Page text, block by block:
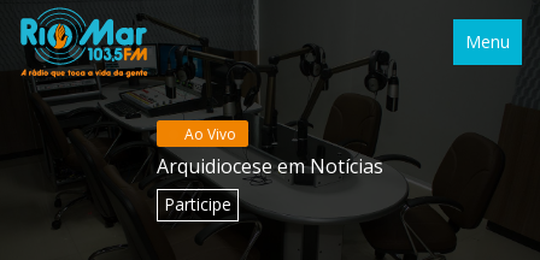
Menu
Ao Vivo
Arquidiocese em Notícias
Participe